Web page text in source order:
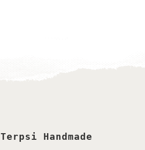
Terpsi Handmade